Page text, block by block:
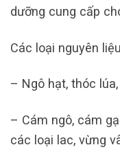
dưỡng cung cấp
Các loại nguyên
– Ngô hạt, thóc
– Cám ngô, cám
các loại lac, vừng